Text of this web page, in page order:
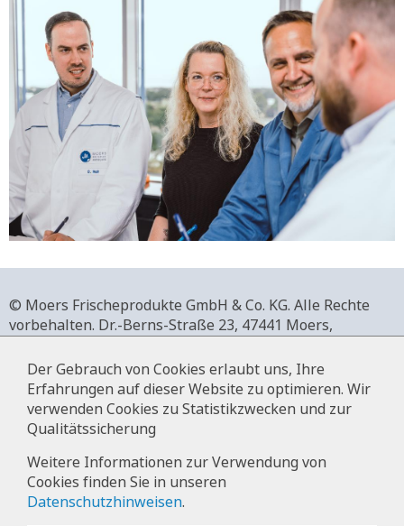
© Moers Frischeprodukte GmbH & Co. KG. Alle Rechte
vorbehalten. Dr.-Berns-Straße 23, 47441 Moers,
+49 2841 911-0,www.moers-frischeprodukte.de
Impressum
Datenschutz
Der Gebrauch von Cookies erlaubt uns, Ihre
Erfahrungen auf dieser Website zu optimieren. Wir
verwenden Cookies zu Statistikzwecken und zur
Qualitätssicherung
Weitere Informationen zur Verwendung von
Cookies finden Sie in unseren
Datenschutzhinweisen.